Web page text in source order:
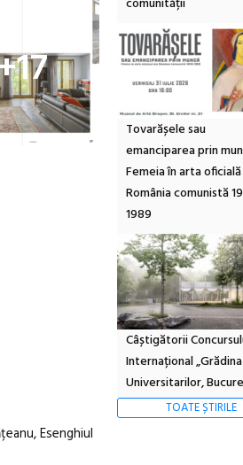
Esenghiul
Tovarășele sau
emanciparea prin
Femeia în arta
România comunistă
1989
Câștigătorii
Internațional
Universitarilor,
TOATE ȘTIRILE